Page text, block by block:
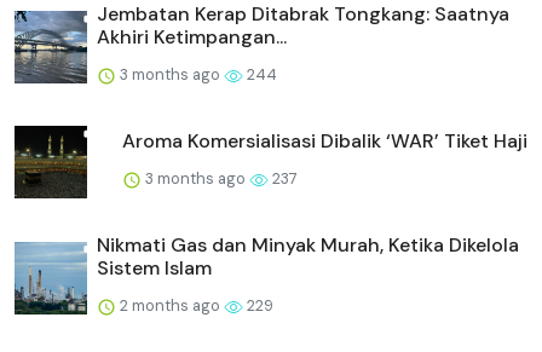
Jembatan Kerap Ditabrak Tongkang: Saatnya
Akhiri Ketimpangan...
3 months ago 244
Aroma Komersialisasi Dibalik ‘WAR’ Tiket Haji
3 months ago 237
Nikmati Gas dan Minyak Murah, Ketika Dikelola
Sistem Islam
2 months ago 229